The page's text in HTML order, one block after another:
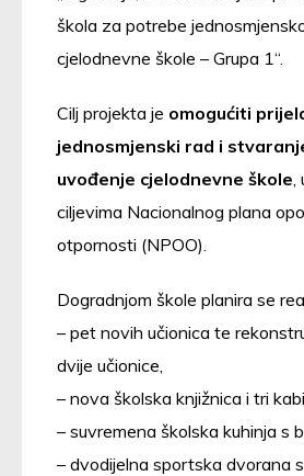
škola za potrebe
cjelodnevne škole – Grupa 1“.
Cilj projekta je omogućiti
jednosmjenski rad i
uvođenje cjelodnevne škole
ciljevima Nacionalnog plana
otpornosti (NPOO).
Dogradnjom škole planira se
– pet novih učionica te
dvije učionice,
– nova školska knjižnica i tri
– suvremena školska kuhinja s
– dvodijelna sportska dvorana